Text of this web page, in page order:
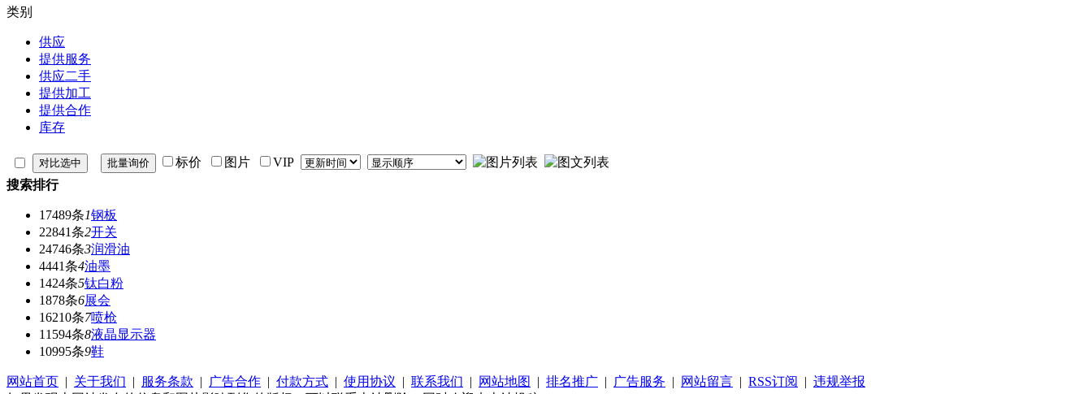
类别
供应
提供服务
供应二手
提供加工
提供合作
库存
标价 图片
VIP
搜索排行
17489条1钢板
22841条2开关
24746条3润滑油
4441条4油墨
1424条5钛白粉
1878条6展会
16210条7喷枪
11594条8液晶显示器
10995条9鞋
网站首页 | 关于我们 | 服务条款 | 广告合作 | 付款方式 | 使用协议 | 联系我们 | 网站地图 | 排名推广 | 广告服务 | 网站留言 | RSS订阅 | 违规举报